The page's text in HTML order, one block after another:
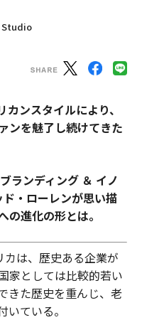
Studio
ンスタイルにより、
ンを魅了し続けてきた
ランディング ＆ イノ
・ローレンが思い描
の進化の形とは。
は、歴史ある企業が
家としては比較的若い
きた歴史を重んじ、老
ている。